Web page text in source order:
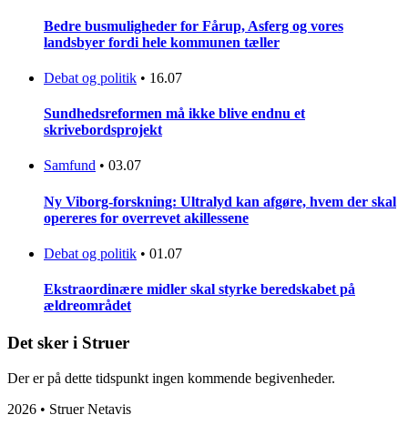
Bedre busmuligheder for Fårup, Asferg og vores
landsbyer fordi hele kommunen tæller
Debat og politik • 16.07
Sundhedsreformen må ikke blive endnu et
skrivebordsprojekt
Samfund • 03.07
Ny Viborg-forskning: Ultralyd kan afgøre, hvem der skal
opereres for overrevet akillessene
Debat og politik • 01.07
Ekstraordinære midler skal styrke beredskabet på
ældreområdet
Det sker i Struer
Der er på dette tidspunkt ingen kommende begivenheder.
2026 • Struer Netavis